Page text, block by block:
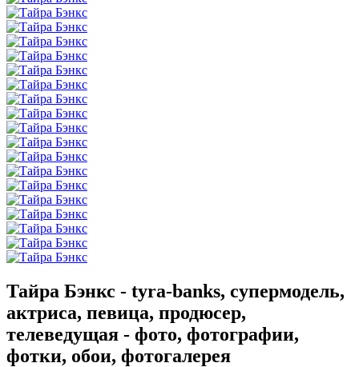
Тайра Бэнкс - tyra-banks, супермодель,
актриса, певица, продюсер,
телеведущая - фото, фотографии,
фотки, обои, фотогалерея